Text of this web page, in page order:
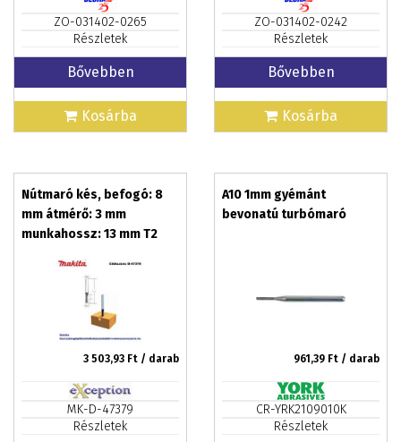
ZO-031402-0265
Részletek
Bővebben
Kosárba
ZO-031402-0242
Részletek
Bővebben
Kosárba
Nútmaró kés, befogó: 8
mm átmérő: 3 mm
munkahossz: 13 mm T2
3 503,93 Ft / darab
MK-D-47379
Részletek
A10 1mm gyémánt
bevonatú turbómaró
961,39 Ft / darab
CR-YRK2109010K
Részletek